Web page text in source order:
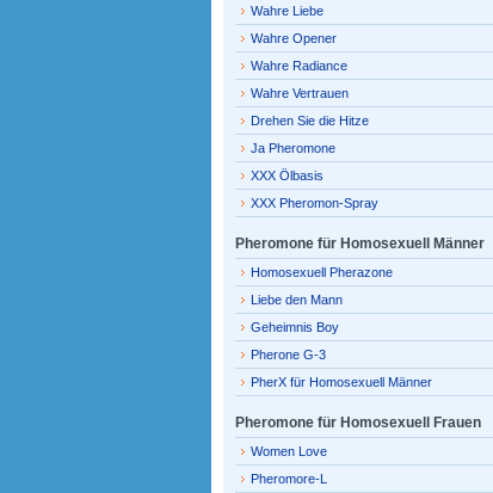
Wahre Liebe
Wahre Opener
Wahre Radiance
Wahre Vertrauen
Drehen Sie die Hitze
Ja Pheromone
XXX Ölbasis
XXX Pheromon-Spray
Pheromone für Homosexuell Männer
Homosexuell Pherazone
Liebe den Mann
Geheimnis Boy
Pherone G-3
PherX für Homosexuell Männer
Pheromone für Homosexuell Frauen
Women Love
Pheromore-L